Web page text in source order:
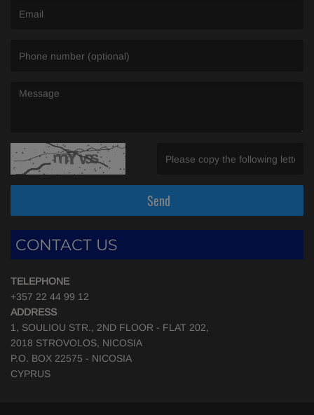
Send
CONTACT US
TELEPHONE
+357 22 44 99 12
ADDRESS
1, SOULIOU STR., 2ND FLOOR - FLAT 202,
2018 STROVOLOS, NICOSIA
P.O. BOX 22575 - NICOSIA
CYPRUS